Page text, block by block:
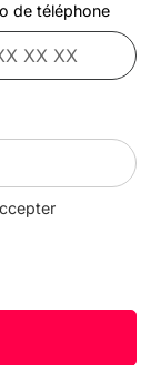
de téléphone